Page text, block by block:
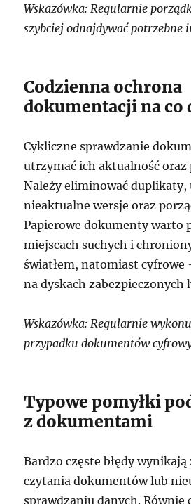
Wskazówka: Regularnie
szybciej odnajdywać potrzebne
Codzienna ochrona
dokumentacji na co
Cykliczne sprawdzanie
utrzymać ich aktualność oraz
Należy eliminować duplikaty,
nieaktualne wersje oraz
Papierowe dokumenty warto
miejscach suchych i
światłem, natomiast cyfrowe
na dyskach zabezpieczonych
Wskazówka: Regularnie
przypadku dokumentów
Typowe pomyłki
z dokumentami
Bardzo częste błędy
czytania dokumentów lub
sprawdzaniu danych. Równie